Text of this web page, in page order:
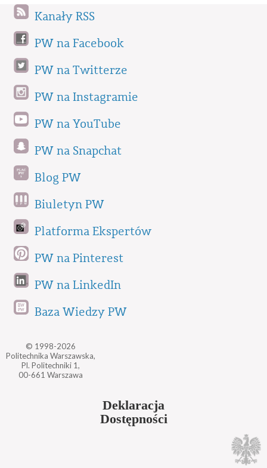
Kanały RSS
PW na Facebook
PW na Twitterze
PW na Instagramie
PW na YouTube
PW na Snapchat
Blog PW
Biuletyn PW
Platforma Ekspertów
PW na Pinterest
PW na LinkedIn
Baza Wiedzy PW
© 1998-2026
Politechnika Warszawska,
Pl. Politechniki 1,
00-661 Warszawa
Deklaracja
Dostępności